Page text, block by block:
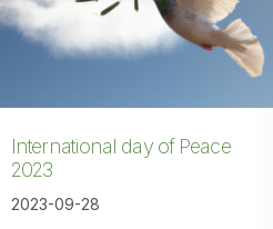
International day of Peace
2023
2023-09-28